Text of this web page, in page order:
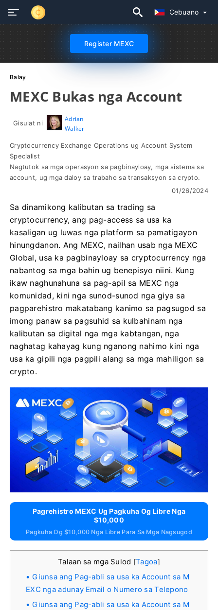
Cebuano
Register MEXC
Balay
MEXC Bukas nga Account
Gisulat ni
Adrian
Walker
Cryptocurrency Exchange Operations ug Account System
Specialist
Nagtutok sa mga operasyon sa pagbinayloay, mga sistema sa
account, ug mga daloy sa trabaho sa transaksyon sa crypto.
01/26/2024
Sa dinamikong kalibutan sa trading sa
cryptocurrency, ang pag-access sa usa ka
kasaligan ug luwas nga platform sa pamatigayon
hinungdanon. Ang MEXC, nailhan usab nga MEXC
Global, usa ka pagbinayloay sa cryptocurrency nga
nabantog sa mga bahin ug benepisyo niini. Kung
ikaw naghunahuna sa pag-apil sa MEXC nga
komunidad, kini nga sunod-sunod nga giya sa
pagparehistro makatabang kanimo sa pagsugod sa
imong panaw sa pagsuhid sa kulbahinam nga
kalibutan sa digital nga mga kabtangan, nga
naghatag kahayag kung nganong nahimo kini nga
usa ka gipili nga pagpili alang sa mga mahiligon sa
crypto.
Pagrehistro MEXC Ug Pagkuha Og Libre Nga
$10,000
Pagkuha Og $10,000 Nga Libre Para Sa Mga Nagsugod
Talaan sa mga Sulod [Tagoa]
Giunsa ang Pag-abli sa usa ka Account sa M
EXC nga adunay Email o Numero sa Telepono
Giunsa ang Pag-abli sa usa ka Account sa M